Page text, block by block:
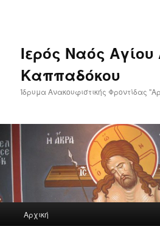
Ιερός Ναός Αγίου
Καππαδόκου
Ίδρυμα Ανακουφιστικής Φροντίδας
Αρχική